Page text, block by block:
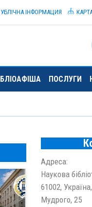
ІНФОРМАЦИЯ
ПОСЛУГИ
Адреса:
Наукова
61002,
Мудрого, 25